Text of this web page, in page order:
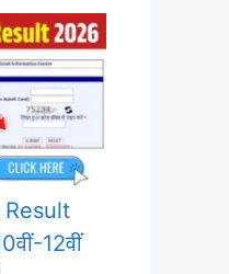
Result
12वीं